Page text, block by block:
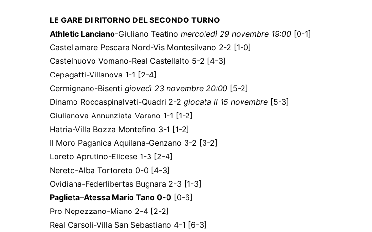
LE GARE DI RITORNO DEL SECONDO TURNO
Athletic Lanciano-Giuliano Teatino mercoledì 29 novembre 19:00 [0-1]
Castellamare Pescara Nord-Vis Montesilvano 2-2 [1-0]
Castelnuovo Vomano-Real Castellalto 5-2 [4-3]
Cepagatti-Villanova 1-1 [2-4]
Cermignano-Bisenti giovedì 23 novembre 20:00 [5-2]
Dinamo Roccaspinalveti-Quadri 2-2 giocata il 15 novembre [5-3]
Giulianova Annunziata-Varano 1-1 [1-2]
Hatria-Villa Bozza Montefino 3-1 [1-2]
Il Moro Paganica Aquilana-Genzano 3-2 [3-2]
Loreto Aprutino-Elicese 1-3 [2-4]
Nereto-Alba Tortoreto 0-0 [4-3]
Ovidiana-Federlibertas Bugnara 2-3 [1-3]
Paglieta–Atessa Mario Tano 0-0 [0-6]
Pro Nepezzano-Miano 2-4 [2-2]
Real Carsoli-Villa San Sebastiano 4-1 [6-3]